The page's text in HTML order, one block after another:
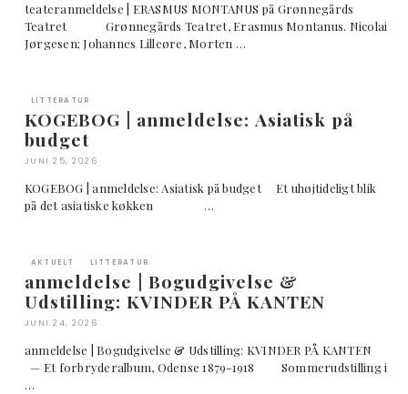
teateranmeldelse | ERASMUS MONTANUS på Grønnegårds
Teatret Grønnegårds Teatret, Erasmus Montanus. Nicolai
Jørgesen; Johannes Lilleøre, Morten …
LITTERATUR
KOGEBOG | anmeldelse: Asiatisk på
budget
JUNI 25, 2026
KOGEBOG | anmeldelse: Asiatisk på budget Et uhøjtideligt blik
på det asiatiske køkken …
AKTUELT LITTERATUR
anmeldelse | Bogudgivelse &
Udstilling: KVINDER PÅ KANTEN
JUNI 24, 2026
anmeldelse | Bogudgivelse & Udstilling: KVINDER PÅ KANTEN
— Et forbryderalbum, Odense 1879-1918 Sommerudstilling i
…